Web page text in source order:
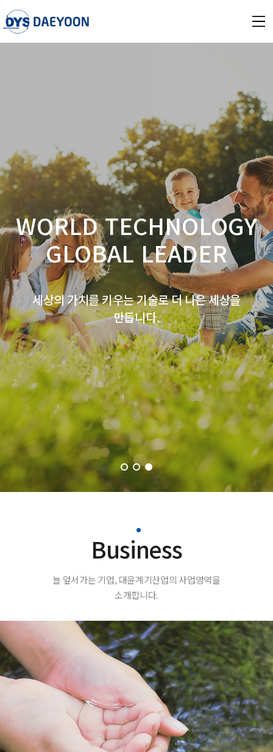
WORLD TECHNOLOGY
GLOBAL LEADER
세상의 가치를 키우는 기술로 더 나은 세상을
만듭니다.
Business
늘 앞서가는 기업, 대윤계기산업의 사업영역을
소개합니다.